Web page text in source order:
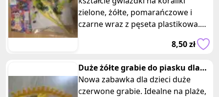
zielone, żółte, pomarańczowe i
czarne wraz z pęseta plastikowa.
8,50 zł
Duże żółte grabie do piasku dla
dzieci
Nowa zabawka dla dzieci duże
czerwone grabie. Idealne na plaże,